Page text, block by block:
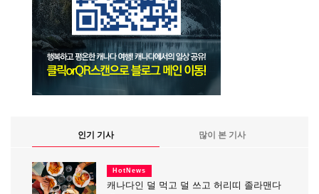
인기 기사 많이 본 기사
HotNews
캐나다인 덜 먹고 덜 쓰고 허리띠 졸라맨다